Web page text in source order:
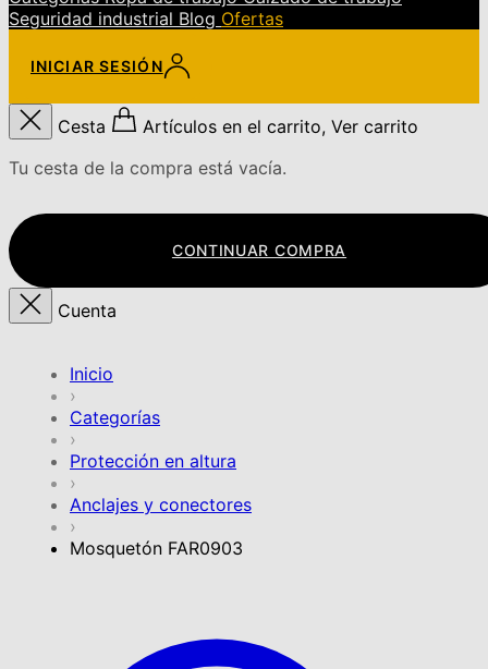
Seguridad industrial Blog Ofertas
INICIAR SESIÓN
Cesta
Artículos en el carrito, Ver carrito
Tu cesta de la compra está vacía.
CONTINUAR COMPRA
Cuenta
Inicio
›
Categorías
›
Protección en altura
›
Anclajes y conectores
›
Mosquetón FAR0903